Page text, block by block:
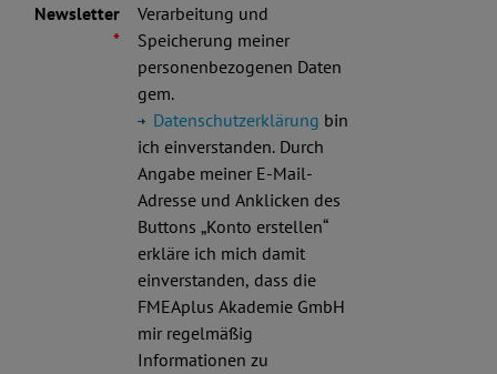
Newsletter
*
Verarbeitung und
Speicherung meiner
personenbezogenen Daten
gem.
Datenschutzerklärung bin
ich einverstanden. Durch
Angabe meiner E-Mail-
Adresse und Anklicken des
Buttons „Konto erstellen“
erkläre ich mich damit
einverstanden, dass die
FMEAplus Akademie GmbH
mir regelmäßig
Informationen zu